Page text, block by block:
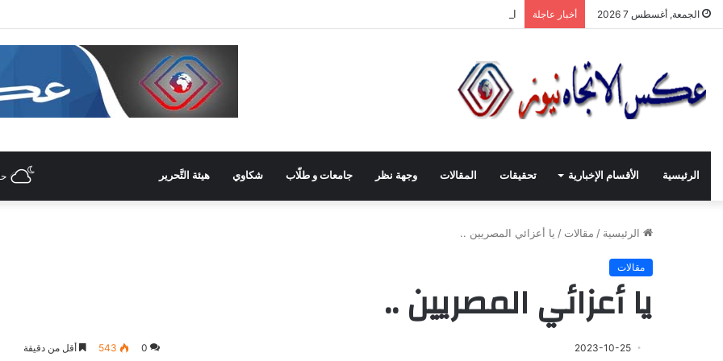
الجمعة, أغسطس 7 2026 أخبار عاجلة انطلاقة لجنة الصّناعيّين الشّباب في غرفة صناعة دمشق وريفها لدعم المشاركة الشّبابيّة في الصّناعة
الرئيسية الأقسام الإخبارية تحقيقات المقالات وجهة نظر جامعات و طلّاب شكاوي هيئة التَّحرير
الرئيسية / مقالات / يا أعزائي المصريين ..
مقالات
يا أعزائي المصريين ..
2023-10-25
0
543 أقل من دقيقة